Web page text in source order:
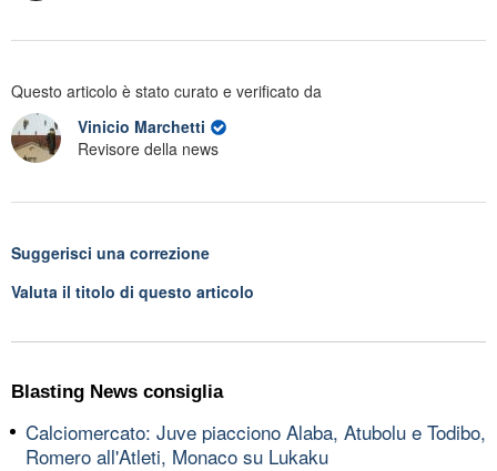
Questo articolo è stato curato e verificato da
Vinicio Marchetti
Revisore della news
Suggerisci una correzione
Valuta il titolo di questo articolo
Blasting News consiglia
Calciomercato: Juve piacciono Alaba, Atubolu e Todibo,
Romero all'Atleti, Monaco su Lukaku